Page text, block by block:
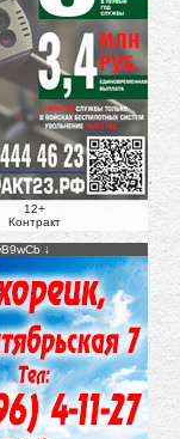
12+
Контракт